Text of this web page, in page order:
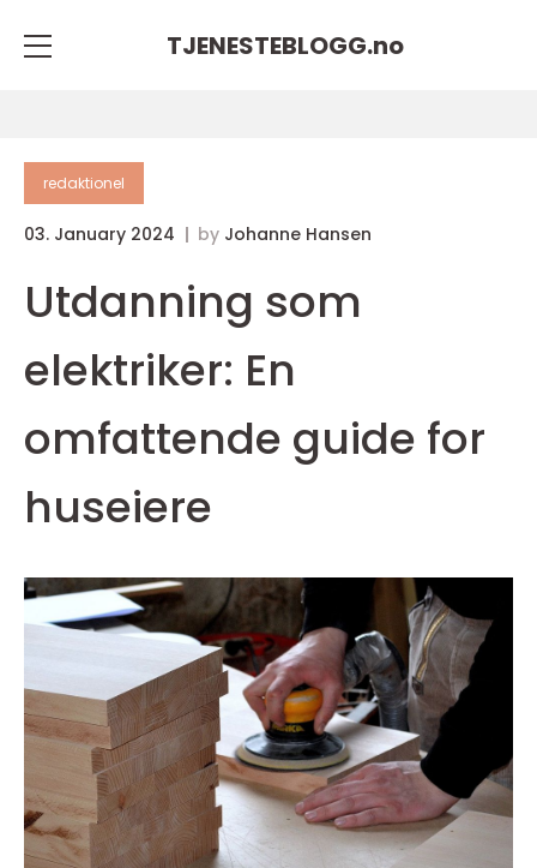
TJENESTEBLOGG.no
redaktionel
03. January 2024 by Johanne Hansen
Utdanning som
elektriker: En
omfattende guide for
huseiere